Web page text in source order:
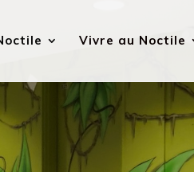
Vivre au Noctile